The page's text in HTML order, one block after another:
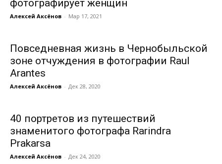
фотографирует женщин
Алексей Аксёнов - Мар 17, 2021
Повседневная жизнь в Чернобыльской
зоне отчуждения в фотографии Raul
Arantes
Алексей Аксёнов - Дек 28, 2020
40 портретов из путешествий
знаменитого фотографа Rarindra
Prakarsa
Алексей Аксёнов - Дек 24, 2020